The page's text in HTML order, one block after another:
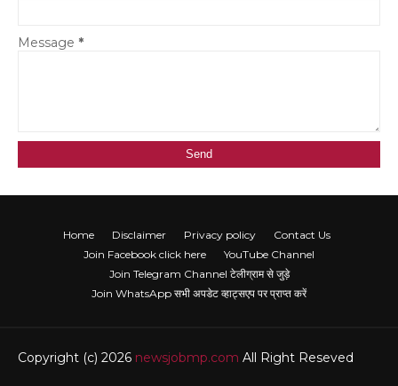
Message *
Home Disclaimer Privacy policy
Contact Us
Join Facebook click here
YouTube Channel
Join Telegram Channel टेलीग्राम से जुड़े
Join WhatsApp सभी अपडेट व्हाट्सएप पर प्राप्त करें
Copyright (c) 2026 newsjobmp.com All Right Reseved